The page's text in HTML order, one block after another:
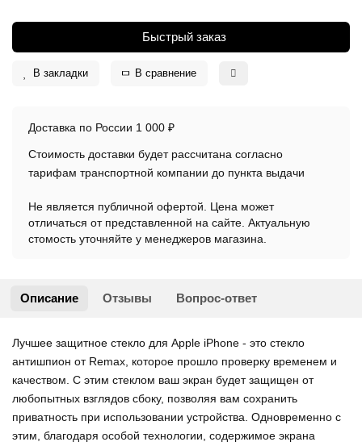
Быстрый заказ
В закладки В сравнение
Доставка по России 1 000 ₽
Стоимость доставки будет рассчитана согласно
тарифам транспортной компании до пункта выдачи
Не является публичной офертой. Цена может
отличаться от представленной на сайте. Актуальную
стомость уточняйте у менеджеров магазина.
Описание Отзывы Вопрос-ответ
Лучшее защитное стекло для Apple iPhone - это стекло
антишпион от Remax, которое прошло проверку временем и
качеством. С этим стеклом ваш экран будет защищен от
любопытных взглядов сбоку, позволяя вам сохранить
приватность при использовании устройства. Одновременно с
этим, благодаря особой технологии, содержимое экрана